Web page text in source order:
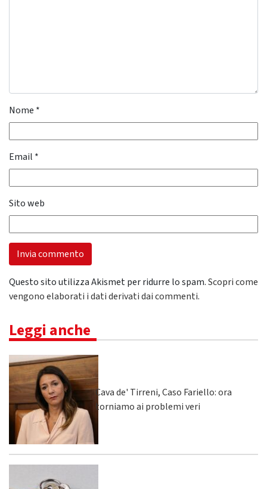
Nome *
Email *
Sito web
Questo sito utilizza Akismet per ridurre lo spam.Scopri come
vengono elaborati i dati derivati dai commenti.
Leggi anche
Cava de' Tirreni, Caso Fariello: ora
torniamo ai problemi veri